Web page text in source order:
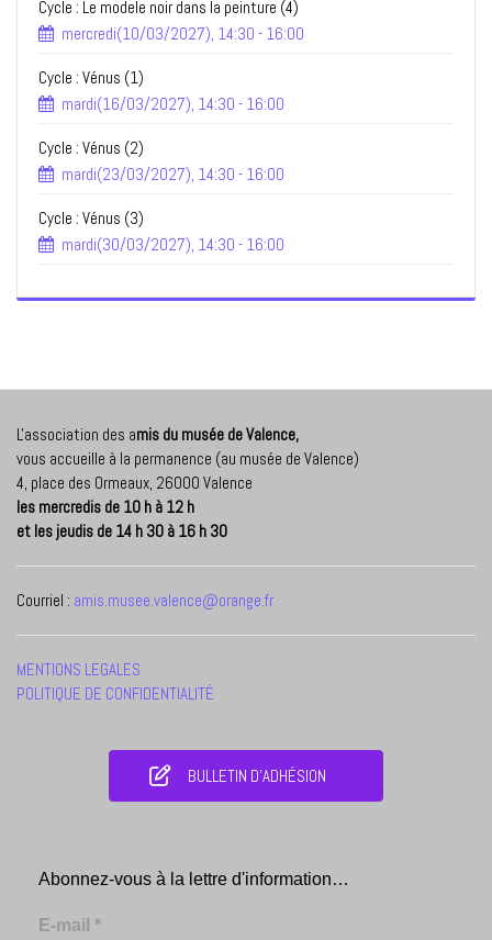
Cycle : Le modele noir dans la peinture (4)
mercredi(10/03/2027), 14:30 - 16:00
Cycle : Vénus (1)
mardi(16/03/2027), 14:30 - 16:00
Cycle : Vénus (2)
mardi(23/03/2027), 14:30 - 16:00
Cycle : Vénus (3)
mardi(30/03/2027), 14:30 - 16:00
L'association des amis du musée de Valence,
vous accueille à la permanence (au musée de Valence)
4, place des Ormeaux, 26000 Valence
les mercredis de 10 h à 12 h
et les jeudis de 14 h 30 à 16 h 30
Courriel : amis.musee.valence@orange.fr
MENTIONS LEGALES
POLITIQUE DE CONFIDENTIALITÉ
BULLETIN D'ADHÉSION
Abonnez-vous à la lettre d'information…
E-mail *